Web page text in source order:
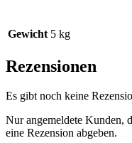
Gewicht 5 kg
Rezensionen
Es gibt noch keine
Nur angemeldete Kunden,
eine Rezension abgeben.